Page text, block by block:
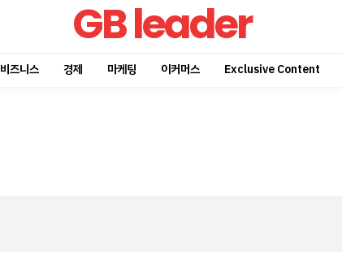
GB leader
비즈니스 경제 마케팅 이커머스 Exclusive Content